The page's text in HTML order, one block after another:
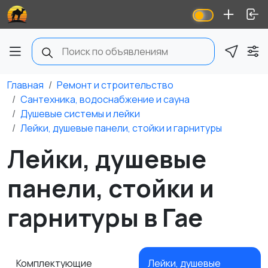
Главная
Ремонт и строительство
Сантехника, водоснабжение и сауна
Душевые системы и лейки
Лейки, душевые панели, стойки и гарнитуры
Лейки, душевые
панели, стойки и
гарнитуры в Гае
Комплектующие
Лейки, душевые